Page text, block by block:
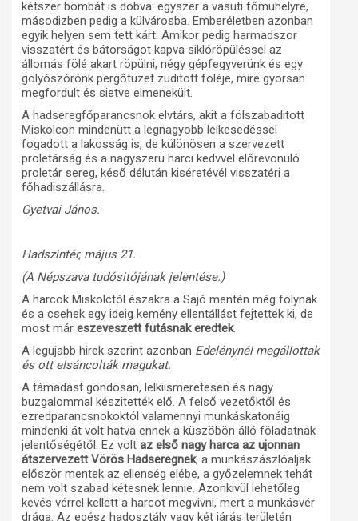
kétszer bombát is dobva: egyszer a vasuti főmühelyre,
másodizben pedig a külvárosba. Emberéletben azonban
egyik helyen sem tett kárt. Amikor pedig harmadszor
visszatért és bátorságot kapva siklóröpüléssel az
állomás fölé akart röpülni, négy gépfegyverünk és egy
golyószórónk pergőtüzet zuditott föléje, mire gyorsan
megfordult és sietve elmenekült.
A hadseregfőparancsnok elvtárs, akit a fölszabaditott
Miskolcon mindenütt a legnagyobb lelkesedéssel
fogadott a lakosság is, de különösen a szervezett
proletárság és a nagyszerü harci kedvvel előrevonuló
proletár sereg, késő délután kiséretévél visszatéri a
főhadiszállásra.
Gyetvai János.
Hadszintér, május 21.
(A Népszava tudósitójának jelentése.)
A harcok Miskolctól északra a Sajó mentén még folynak
és a csehek egy ideig kemény ellentállást fejtettek ki, de
most már eszeveszett futásnak eredtek.
A legujabb hirek szerint azonban Edelénynél megállottak
és ott elsáncolták magukat.
A támadást gondosan, lelkiismeretesen és nagy
buzgalommal készitették elő. A felső vezetőktől és
ezredparancsnokoktól valamennyi munkáskatonáig
mindenki át volt hatva ennek a küszöbön álló föladatnak
jelentőségétől. Ez volt az első nagy harca az ujonnan
átszervezett Vörös Hadseregnek, a munkászászlóaljak
először mentek az ellenség elébe, a győzelemnek tehát
nem volt szabad kétesnek lennie. Azonkivül lehetőleg
kevés vérrel kellett a harcot megvivni, mert a munkásvér
drága. Az egész hadosztály vagy két járás területén